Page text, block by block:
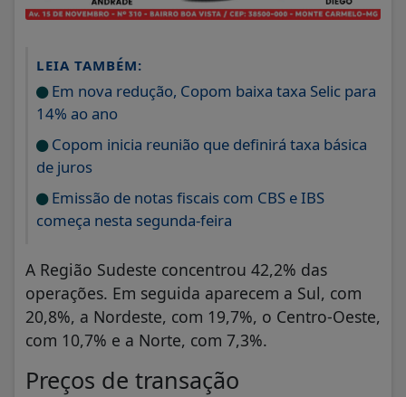
LEIA TAMBÉM:
Em nova redução, Copom baixa taxa Selic para
14% ao ano
Copom inicia reunião que definirá taxa básica
de juros
Emissão de notas fiscais com CBS e IBS
começa nesta segunda-feira
A Região Sudeste concentrou 42,2% das
operações. Em seguida aparecem a Sul, com
20,8%, a Nordeste, com 19,7%, o Centro-Oeste,
com 10,7% e a Norte, com 7,3%.
Preços de transação